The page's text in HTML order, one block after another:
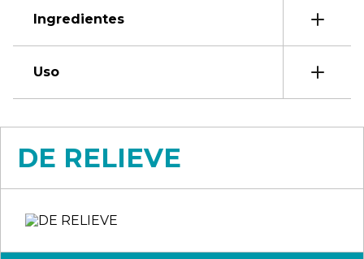
Ingredientes
Uso
DE RELIEVE